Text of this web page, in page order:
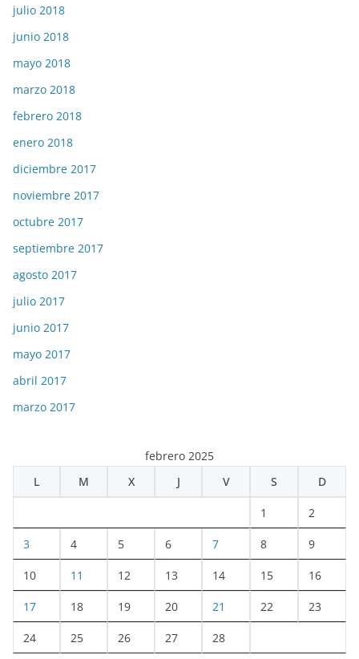
julio 2018
junio 2018
mayo 2018
marzo 2018
febrero 2018
enero 2018
diciembre 2017
noviembre 2017
octubre 2017
septiembre 2017
agosto 2017
julio 2017
junio 2017
mayo 2017
abril 2017
marzo 2017
febrero 2025
L
M X J V S D
1 2
3 4 5 6 7 8 9
10 11 12 13 14 15 16
17 18 19 20 21 22 23
24 25 26 27 28